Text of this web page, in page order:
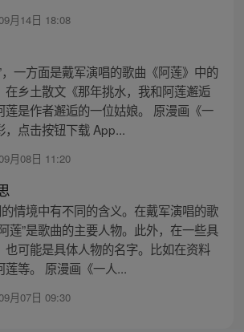
月14日 18:08
，一方面是戴军演唱的歌曲《阿莲》中的
在乡土散文《那年挑水，我和阿莲邂逅
莲是作者邂逅的一位姑娘。 原漫画《一
，点击按钮下载 App...
月08日 11:20
的情境中有不同的含义。在戴军演唱的歌
莲”是歌曲的主要人物。此外，在一些具
也可能是具体人物的名字。比如在资料
莲等。 原漫画《一人...
月07日 09:30